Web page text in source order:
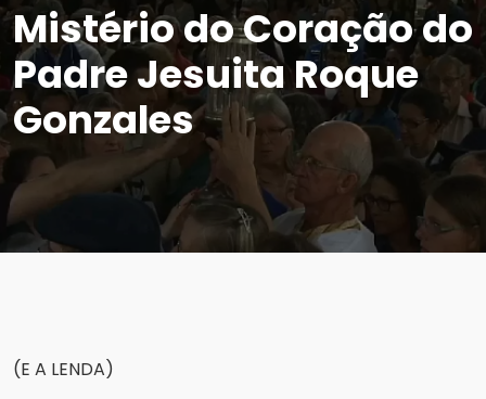
Mistério do Coração do
Padre Jesuita Roque
Gonzales
(E A LENDA)